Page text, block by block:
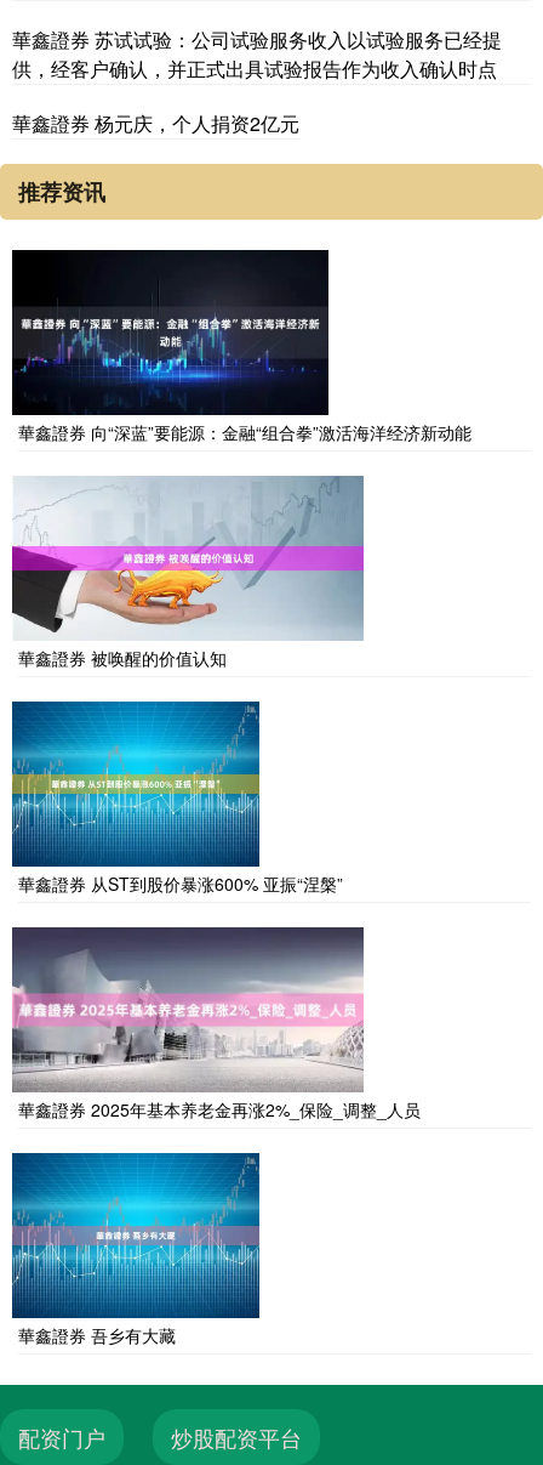
華鑫證券 苏试试验：公司试验服务收入以试验服务已经提
供，经客户确认，并正式出具试验报告作为收入确认时点
華鑫證券 杨元庆，个人捐资2亿元
推荐资讯
華鑫證券 向“深蓝”要能源：金融“组合拳”激活海洋经济新动能
華鑫證券 被唤醒的价值认知
華鑫證券 从ST到股价暴涨600% 亚振“涅槃”
華鑫證券 2025年基本养老金再涨2%_保险_调整_人员
華鑫證券 吾乡有大藏
配资门户 炒股配资平台